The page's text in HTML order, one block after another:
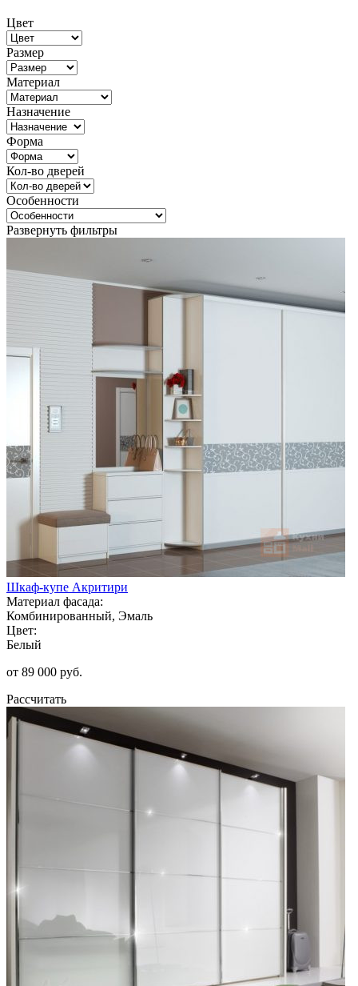
Цвет
Размер
Материал
Назначение
Форма
Кол-во дверей
Особенности
Развернуть фильтры
Шкаф-купе Акритири
Материал фасада:
Комбинированный, Эмаль
Цвет:
Белый
от 89 000 руб.
Рассчитать